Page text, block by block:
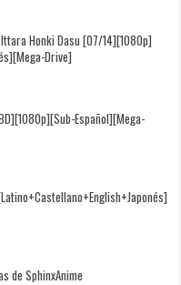
Honki Dasu [07/14][1080p]
Drive]
Español][Mega-
de SphinxAnime